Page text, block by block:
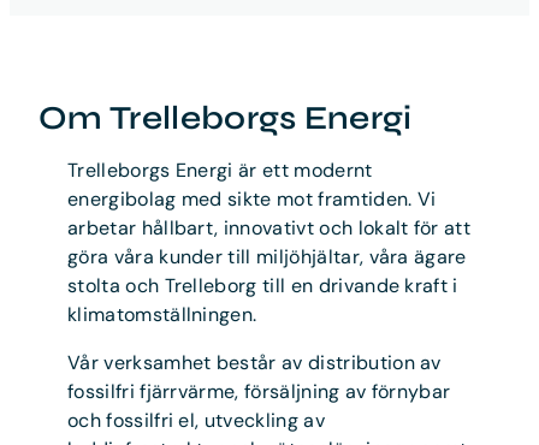
Om Trelleborgs Energi
Trelleborgs Energi är ett modernt
energibolag med sikte mot framtiden. Vi
arbetar hållbart, innovativt och lokalt för att
göra våra kunder till miljöhjältar, våra ägare
stolta och Trelleborg till en drivande kraft i
klimatomställningen.
Vår verksamhet består av distribution av
fossilfri fjärrvärme, försäljning av förnybar
och fossilfri el, utveckling av